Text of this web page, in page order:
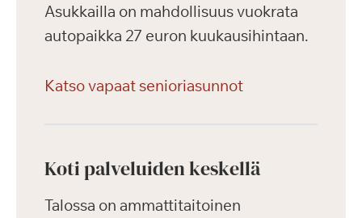
Asukkailla on mahdollisuus vuokrata
autopaikka 27 euron kuukausihintaan.
Katso vapaat senioriasunnot
Koti palveluiden keskellä
Talossa on ammattitaitoinen